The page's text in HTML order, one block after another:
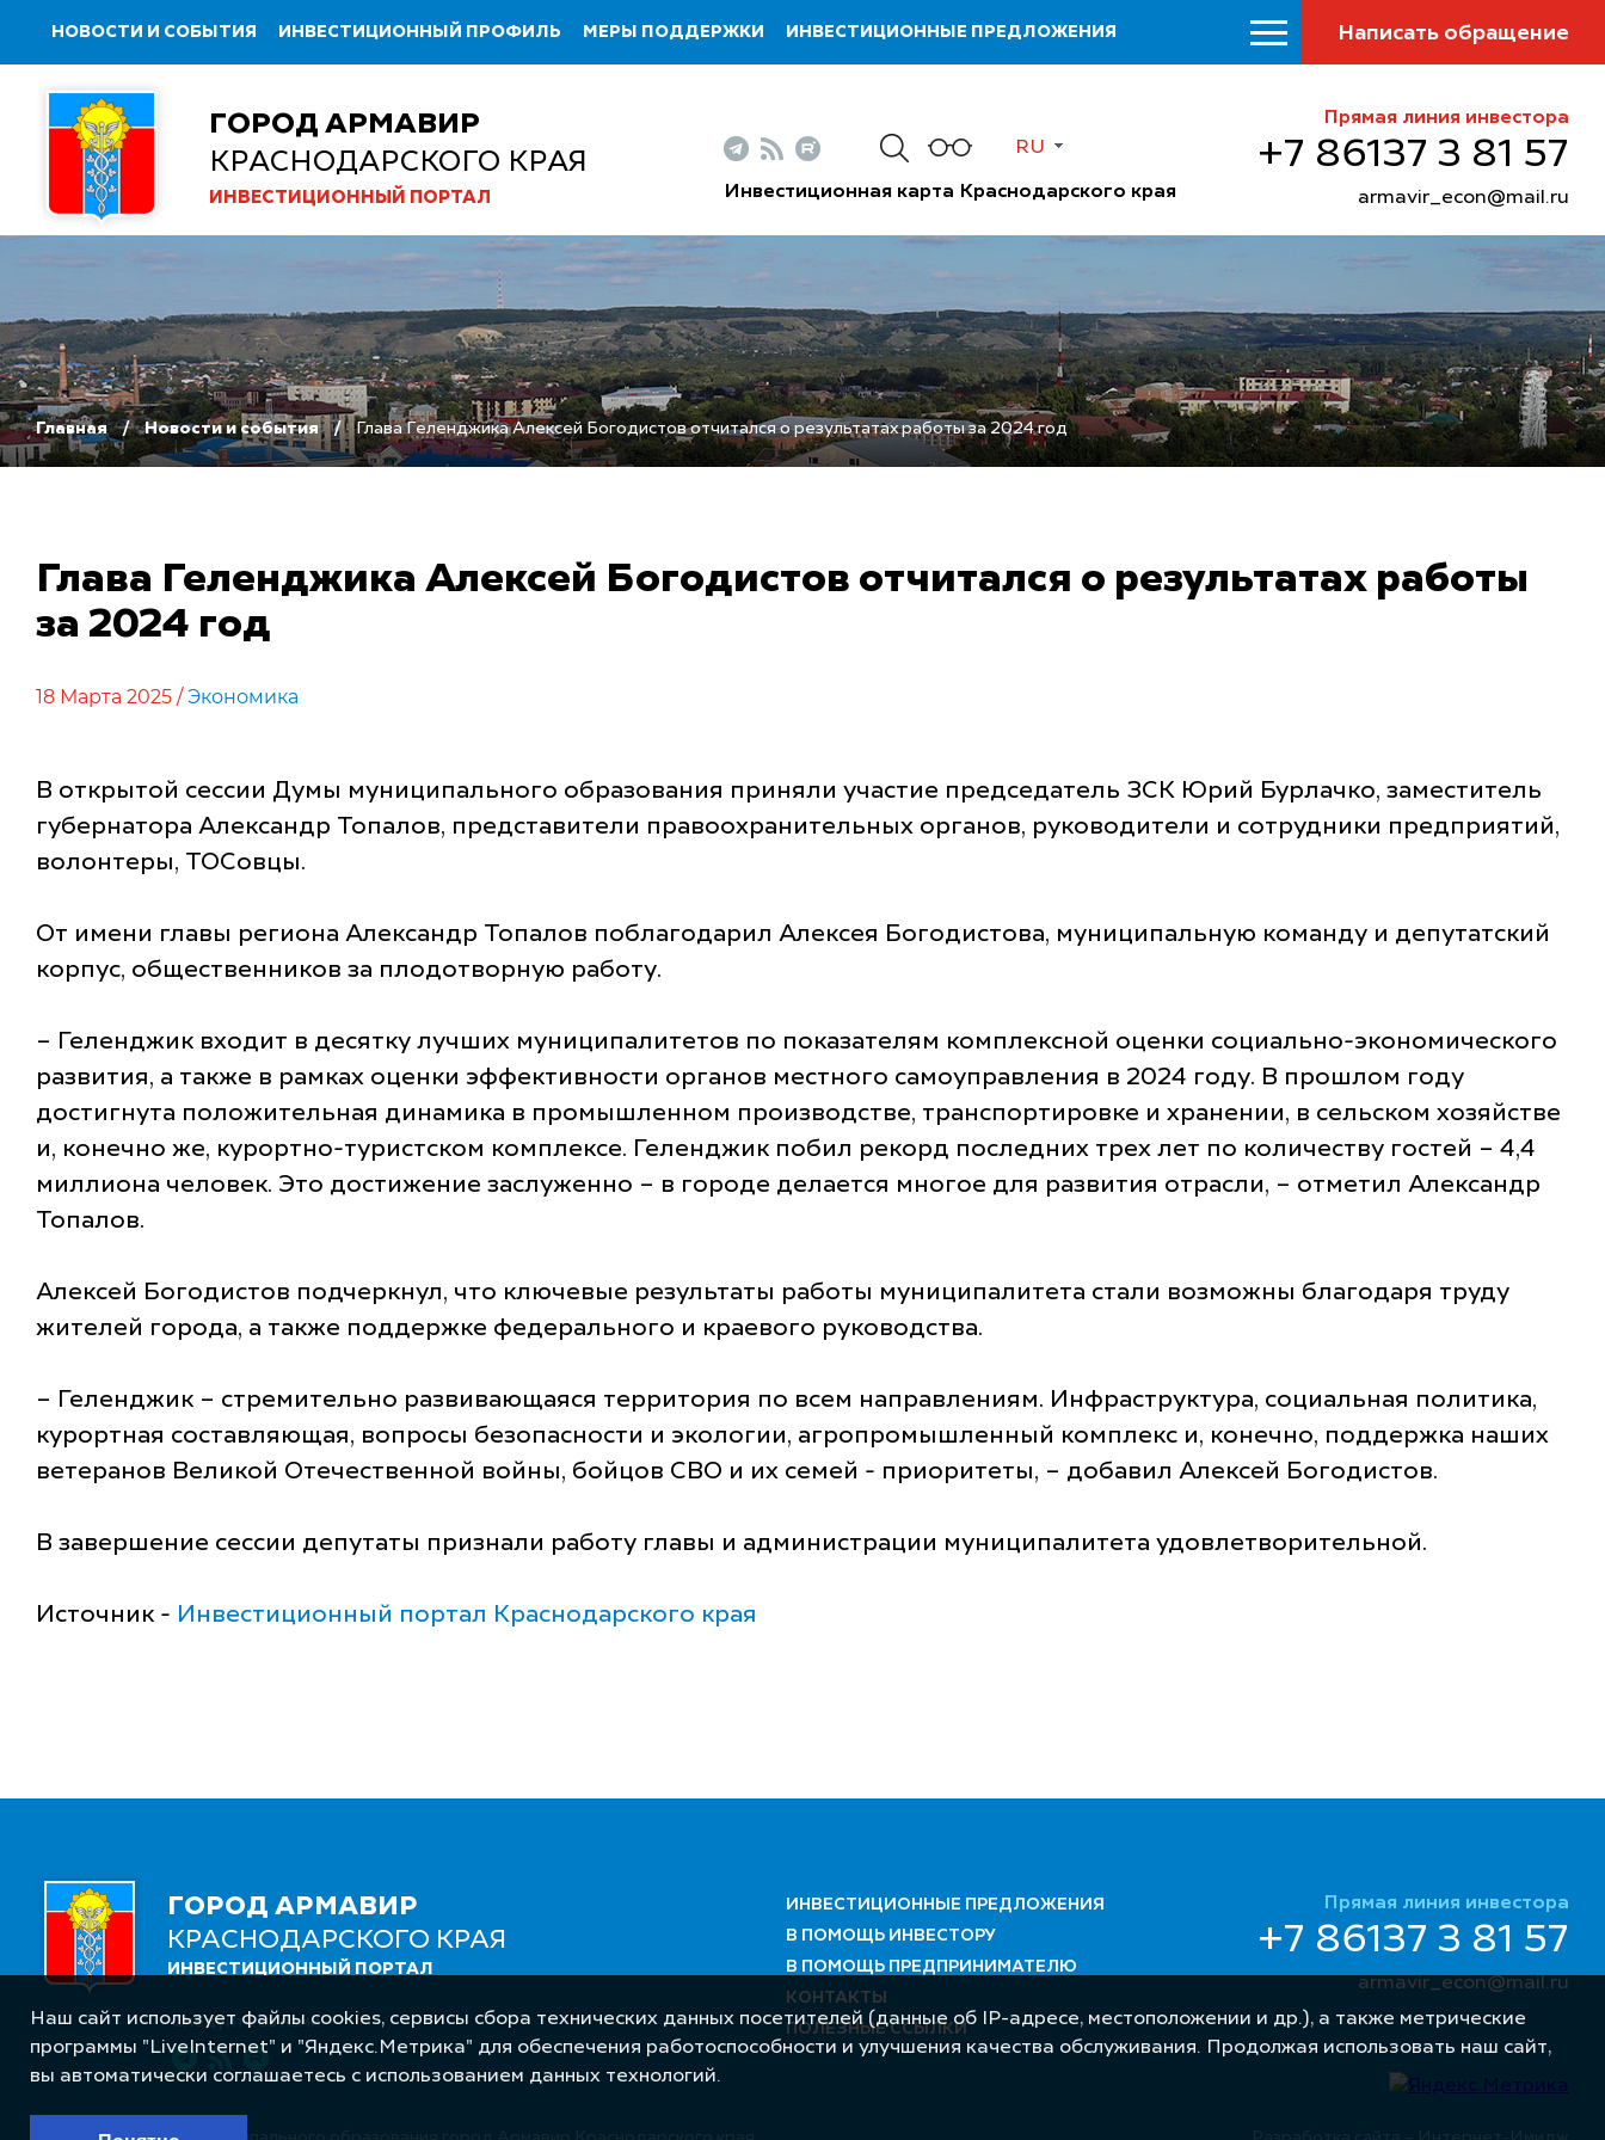
НОВОСТИ И СОБЫТИЯ ИНВЕСТИЦИОННЫЙ ПРОФИЛЬ МЕРЫ ПОДДЕРЖКИ ИНВЕСТИЦИОННЫЕ ПРЕДЛОЖЕНИЯ Написать обращение
ГОРОД АРМАВИР
КРАСНОДАРСКОГО КРАЯ
ИНВЕСТИЦИОННЫЙ ПОРТАЛ
RU
Инвестиционная карта Краснодарского края
Прямая линия инвестора
+7 86137 3 81 57
armavir_econ@mail.ru
Главная Новости и события Глава Геленджика Алексей Богодистов отчитался о результатах работы за 2024 год
Глава Геленджика Алексей Богодистов отчитался о результатах работы
за 2024 год
18 Марта 2025 / Экономика
В открытой сессии Думы муниципального образования приняли участие председатель ЗСК Юрий Бурлачко, заместитель
губернатора Александр Топалов, представители правоохранительных органов, руководители и сотрудники предприятий,
волонтеры, ТОСовцы.
От имени главы региона Александр Топалов поблагодарил Алексея Богодистова, муниципальную команду и депутатский
корпус, общественников за плодотворную работу.
– Геленджик входит в десятку лучших муниципалитетов по показателям комплексной оценки социально-экономического
развития, а также в рамках оценки эффективности органов местного самоуправления в 2024 году. В прошлом году
достигнута положительная динамика в промышленном производстве, транспортировке и хранении, в сельском хозяйстве
и, конечно же, курортно-туристском комплексе. Геленджик побил рекорд последних трех лет по количеству гостей – 4,4
миллиона человек. Это достижение заслуженно – в городе делается многое для развития отрасли, – отметил Александр
Топалов.
Алексей Богодистов подчеркнул, что ключевые результаты работы муниципалитета стали возможны благодаря труду
жителей города, а также поддержке федерального и краевого руководства.
– Геленджик – стремительно развивающаяся территория по всем направлениям. Инфраструктура, социальная политика,
курортная составляющая, вопросы безопасности и экологии, агропромышленный комплекс и, конечно, поддержка наших
ветеранов Великой Отечественной войны, бойцов СВО и их семей - приоритеты, – добавил Алексей Богодистов.
В завершение сессии депутаты признали работу главы и администрации муниципалитета удовлетворительной.
Источник - Инвестиционный портал Краснодарского края
ГОРОД АРМАВИР
КРАСНОДАРСКОГО КРАЯ
ИНВЕСТИЦИОННЫЙ ПОРТАЛ
Следуйте за нами
ИНВЕСТИЦИОННЫЕ ПРЕДЛОЖЕНИЯ
В ПОМОЩЬ ИНВЕСТОРУ
В ПОМОЩЬ ПРЕДПРИНИМАТЕЛЮ
КОНТАКТЫ
ПОЛЕЗНЫЕ ССЫЛКИ
Прямая линия инвестора
+7 86137 3 81 57
armavir_econ@mail.ru
Наш сайт использует файлы cookies, сервисы сбора технических данных посетителей (данные об IP-адресе, местоположении и др.), а также метрические
программы "LiveInternet" и "Яндекс.Метрика" для обеспечения работоспособности и улучшения качества обслуживания. Продолжая использовать наш сайт,
вы автоматически соглашаетесь с использованием данных технологий.